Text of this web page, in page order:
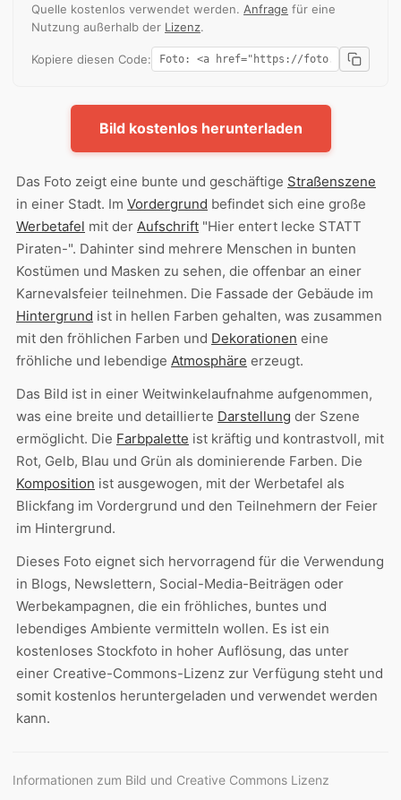
Quelle kostenlos verwendet werden. Anfrage für eine
Nutzung außerhalb der Lizenz.
Kopiere diesen Code:
Bild kostenlos herunterladen
Das Foto zeigt eine bunte und geschäftige Straßenszene
in einer Stadt. Im Vordergrund befindet sich eine große
Werbetafel mit der Aufschrift "Hier entert lecke STATT
Piraten-". Dahinter sind mehrere Menschen in bunten
Kostümen und Masken zu sehen, die offenbar an einer
Karnevalsfeier teilnehmen. Die Fassade der Gebäude im
Hintergrund ist in hellen Farben gehalten, was zusammen
mit den fröhlichen Farben und Dekorationen eine
fröhliche und lebendige Atmosphäre erzeugt.
Das Bild ist in einer Weitwinkelaufnahme aufgenommen,
was eine breite und detaillierte Darstellung der Szene
ermöglicht. Die Farbpalette ist kräftig und kontrastvoll, mit
Rot, Gelb, Blau und Grün als dominierende Farben. Die
Komposition ist ausgewogen, mit der Werbetafel als
Blickfang im Vordergrund und den Teilnehmern der Feier
im Hintergrund.
Dieses Foto eignet sich hervorragend für die Verwendung
in Blogs, Newslettern, Social-Media-Beiträgen oder
Werbekampagnen, die ein fröhliches, buntes und
lebendiges Ambiente vermitteln wollen. Es ist ein
kostenloses Stockfoto in hoher Auflösung, das unter
einer Creative-Commons-Lizenz zur Verfügung steht und
somit kostenlos heruntergeladen und verwendet werden
kann.
Informationen zum Bild und Creative Commons Lizenz